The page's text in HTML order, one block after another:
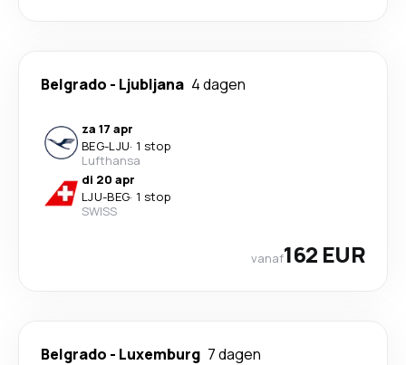
Belgrado - Ljubljana 4 dagen
za 17 apr
BEG-LJU· 1 stop
Lufthansa
di 20 apr
LJU-BEG· 1 stop
SWISS
vanaf162 EUR
Belgrado - Luxemburg 7 dagen